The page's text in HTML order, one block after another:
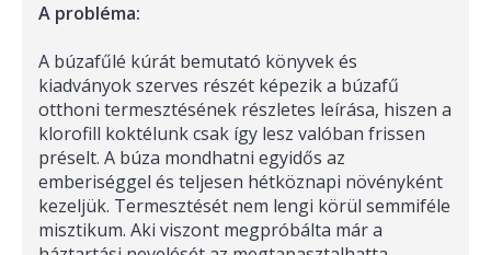
A probléma:
A búzafűlé kúrát bemutató könyvek és
kiadványok szerves részét képezik a búzafű
otthoni termesztésének részletes leírása, hiszen a
klorofill koktélunk csak így lesz valóban frissen
préselt. A búza mondhatni egyidős az
emberiséggel és teljesen hétköznapi növényként
kezeljük. Termesztését nem lengi körül semmiféle
misztikum. Aki viszont megpróbálta már a